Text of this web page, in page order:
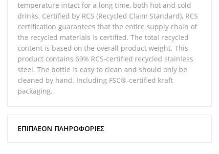
temperature intact for a long time, both hot and cold
drinks. Certified by RCS (Recycled Claim Standard), RCS
certification guarantees that the entire supply chain of
the recycled materials is certified. The total recycled
content is based on the overall product weight. This
product contains 69% RCS-certified recycled stainless
steel. The bottle is easy to clean and should only be
cleaned by hand. Including FSC®-certified kraft
packaging.
ΕΠΙΠΛΈΟΝ ΠΛΗΡΟΦΟΡΊΕΣ